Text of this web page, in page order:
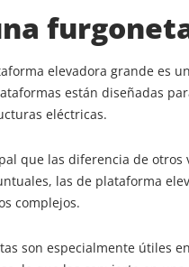
elevadora grande es
están diseñadas
eléctricas.
que las diferencia de
las de plataforma
complejos.
son especialmente útiles